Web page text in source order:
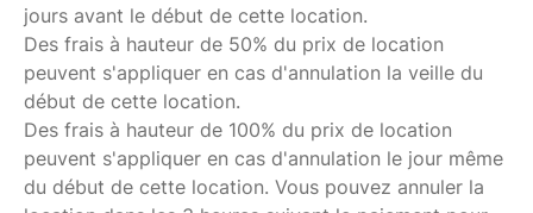
Mallette de transport
Poignée de mallette
Dragonne d’attache d’objectif (étendu)
Parfait pour FX6, FX3, FX30, RED Komodo, BMPCC, etc.
Excellente stabilité, moteur puissant, idéal pour
jours avant le début de cette location.
Des frais à hauteur de 50% du prix de location
peuvent s'appliquer en cas d'annulation la veille du
début de cette location.
Des frais à hauteur de 100% du prix de location
peuvent s'appliquer en cas d'annulation le jour même
du début de cette location. Vous pouvez annuler la